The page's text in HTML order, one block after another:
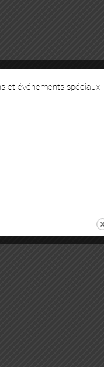
et événements spéciaux !